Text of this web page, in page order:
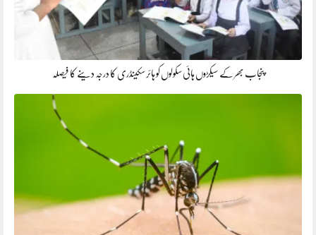
پنجاب بھر کے سیکڑوں ہائی سکولوں کو ہائر سکینڈری کا درجہ دینے کا فیصلہ